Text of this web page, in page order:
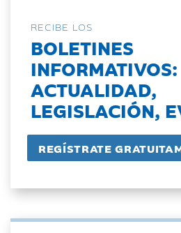
RECIBE LOS
BOLETINES
INFORMATIVOS:
ACTUALIDAD,
LEGISLACIÓN,